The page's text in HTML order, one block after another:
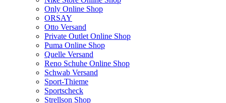
Only Online Shop
ORSAY
Otto Versand
Private Outlet Online Shop
Puma Online Shop
Quelle Versand
Reno Schuhe Online Shop
Schwab Versand
Sport-Thieme
Sportscheck
Strellson Shop